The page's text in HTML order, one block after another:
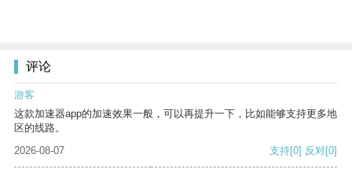
评论
游客
这款加速器app的加速效果一般，可以再提升一下，比如能够支持更多地
区的线路。
2026-08-07
支持[0] 反对[0]